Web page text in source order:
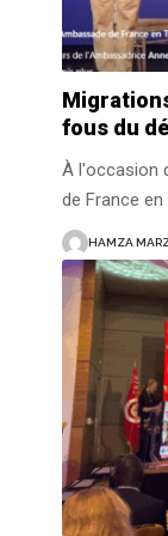
fous du
À l'occasion
de France en
HAMZA